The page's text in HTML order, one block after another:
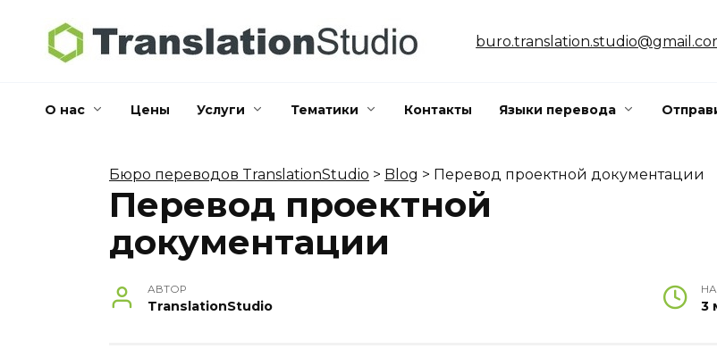
содержанию
О нас Цены Услуги Тематики Контакты Языки перевода
Бюро переводов TranslationStudio > Blog > Перевод проектной документации
Перевод проектной
документации
АВТОР
TranslationStudio 3